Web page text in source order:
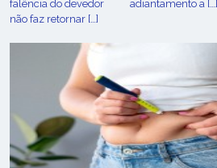
falência do devedor
não faz retornar […]
adiantamento a […]